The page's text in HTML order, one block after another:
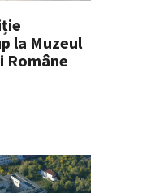
la Muzeul